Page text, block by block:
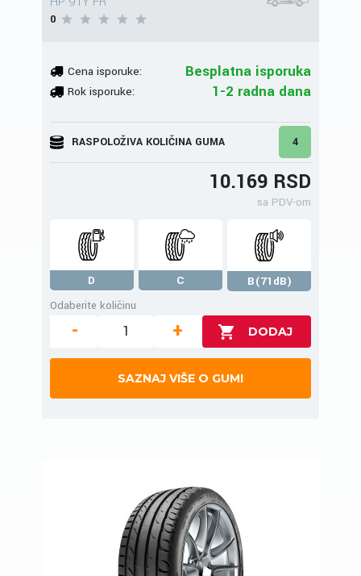
0
Cena isporuke: Besplatna isporuka
Rok isporuke: 1-2 radna dana
RASPOLOŽIVA KOLIČINA GUMA 4
10.169 RSD
sa PDV-om
D C
B(71dB)
Odaberite količinu
- +
SAZNAJ VIŠE O GUMI